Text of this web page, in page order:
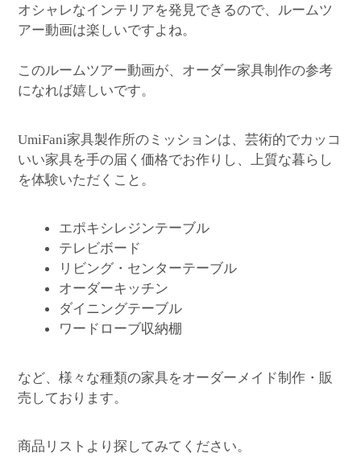
オシャレなインテリアを発見できるので、ルームツ
アー動画は楽しいですよね。
このルームツアー動画が、オーダー家具制作の参考
になれば嬉しいです。
UmiFani家具製作所のミッションは、芸術的でカッコ
いい家具を手の届く価格でお作りし、上質な暮らし
を体験いただくこと。
エポキシレジンテーブル
テレビボード
リビング・センターテーブル
オーダーキッチン
ダイニングテーブル
ワードローブ収納棚
など、様々な種類の家具をオーダーメイド制作・販
売しております。
商品リストより探してみてください。